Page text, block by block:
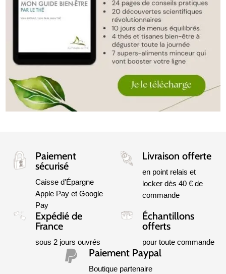
Paiement
sécurisé
Caisse d'Épargne
Apple Pay et Google
Pay
Livraison offerte
en point relais et
locker dès 40 € de
commande
Expédié de
France
sous 2 jours ouvrés
Échantillons
offerts
pour toute commande
 Paiement Paypal
Boutique partenaire